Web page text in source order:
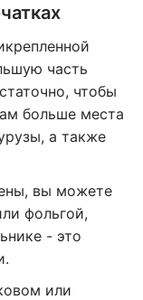
часть
чтобы
больше места
а также
вы можете
фольгой,
- это
или